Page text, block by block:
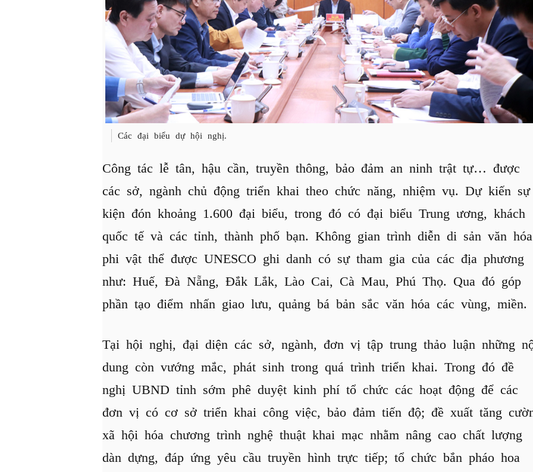
Các đại biểu dự hội nghị.
Công tác lễ tân, hậu cần, truyền thông, bảo đảm an ninh trật tự… được
các sở, ngành chủ động triển khai theo chức năng, nhiệm vụ. Dự kiến sự
kiện đón khoảng 1.600 đại biểu, trong đó có đại biểu Trung ương, khách
quốc tế và các tỉnh, thành phố bạn. Không gian trình diễn di sản văn hóa
phi vật thể được UNESCO ghi danh có sự tham gia của các địa phương
như: Huế, Đà Nẵng, Đắk Lắk, Lào Cai, Cà Mau, Phú Thọ. Qua đó góp
phần tạo điểm nhấn giao lưu, quảng bá bản sắc văn hóa các vùng, miền.
Tại hội nghị, đại diện các sở, ngành, đơn vị tập trung thảo luận những
dung còn vướng mắc, phát sinh trong quá trình triển khai. Trong đó đề
nghị UBND tỉnh sớm phê duyệt kinh phí tổ chức các hoạt động để các
đơn vị có cơ sở triển khai công việc, bảo đảm tiến độ; đề xuất tăng
xã hội hóa chương trình nghệ thuật khai mạc nhằm nâng cao chất lượng
dàn dựng, đáp ứng yêu cầu truyền hình trực tiếp; tổ chức bắn pháo hoa